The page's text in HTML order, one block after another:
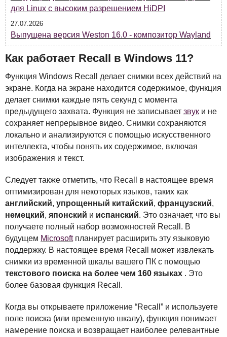
для Linux с высоким разрешением HiDPI
27.07.2026
Выпущена версия Weston 16.0 - композитор Wayland
Как работает Recall в Windows 11?
Функция Windows Recall делает снимки всех действий на
экране. Когда на экране находится содержимое, функция
делает снимки каждые пять секунд с момента
предыдущего захвата. Функция не записывает звук и не
сохраняет непрерывное видео. Снимки сохраняются
локально и анализируются с помощью искусственного
интеллекта, чтобы понять их содержимое, включая
изображения и текст.
Следует также отметить, что Recall в настоящее время
оптимизирован для некоторых языков, таких как
английский, упрощенный китайский, французский,
немецкий, японский и испанский. Это означает, что вы
получаете полный набор возможностей Recall. В
будущем Microsoftпланирует расширить эту языковую
поддержку. В настоящее время Recall может извлекать
снимки из временной шкалы вашего ПК с помощью
текстового поиска на более чем 160 языках . Это
более базовая функция Recall.
Когда вы открываете приложение “Recall” и используете
поле поиска (или временную шкалу), функция понимает
намерение поиска и возвращает наиболее релевантные